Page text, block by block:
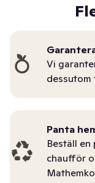
Vi
dessutom
Panta
Beställ
chaufför